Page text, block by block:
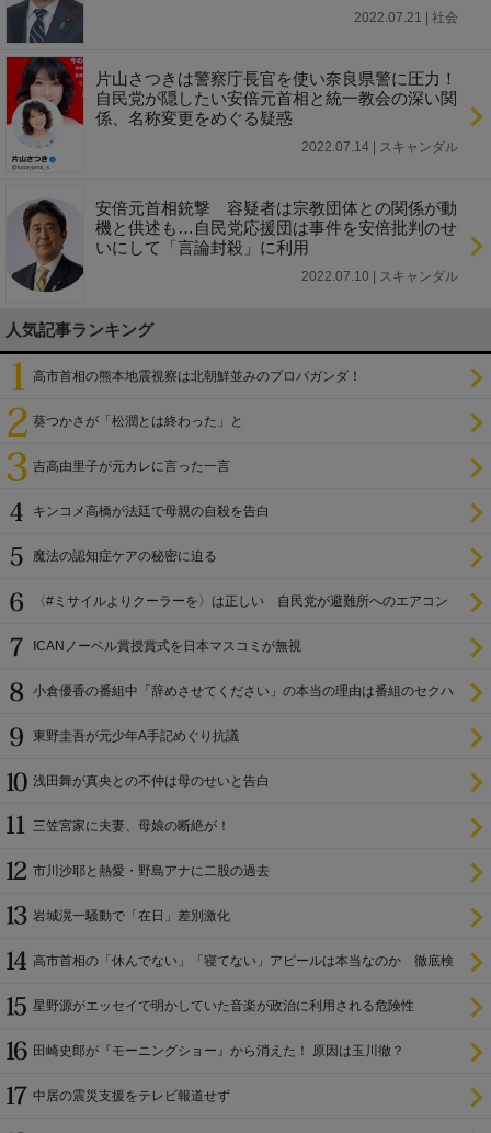
2022.07.21 | 社会
片山さつきは警察庁長官を使い奈良県警に圧力！
自民党が隠したい安倍元首相と統一教会の深い関
係、名称変更をめぐる疑惑
2022.07.14 | スキャンダル
安倍元首相銃撃 容疑者は宗教団体との関係が動
機と供述も…自民党応援団は事件を安倍批判のせ
いにして「言論封殺」に利用
2022.07.10 | スキャンダル
人気記事ランキング
高市首相の熊本地震視察は北朝鮮並みのプロパガンダ！
葵つかさが「松潤とは終わった」と
吉高由里子が元カレに言った一言
キンコメ高橋が法廷で母親の自殺を告白
魔法の認知症ケアの秘密に迫る
〈#ミサイルよりクーラーを〉は正しい 自民党が避難所へのエアコン
ICANノーベル賞授賞式を日本マスコミが無視
小倉優香の番組中「辞めさせてください」の本当の理由は番組のセクハ
東野圭吾が元少年A手記めぐり抗議
浅田舞が真央との不仲は母のせいと告白
三笠宮家に夫妻、母娘の断絶が！
市川沙耶と熱愛・野島アナに二股の過去
岩城滉一騒動で「在日」差別激化
高市首相の「休んでない」「寝てない」アピールは本当なのか 徹底検
星野源がエッセイで明かしていた音楽が政治に利用される危険性
田崎史郎が『モーニングショー』から消えた！ 原因は玉川徹？
中居の震災支援をテレビ報道せず